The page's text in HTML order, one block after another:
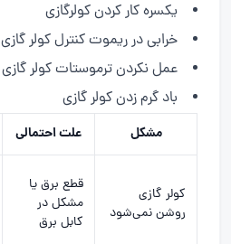
یکسره کار کردن کولرگازی
خرابی در ریموت کنترل کولر گازی
عمل نکردن ترموستات کولر گازی
باد گرم زدن کولر گازی
مشکل علت احتمالی
کولر گازی
روشن نمی‌شود
قطع برق یا
مشکل در
کابل برق